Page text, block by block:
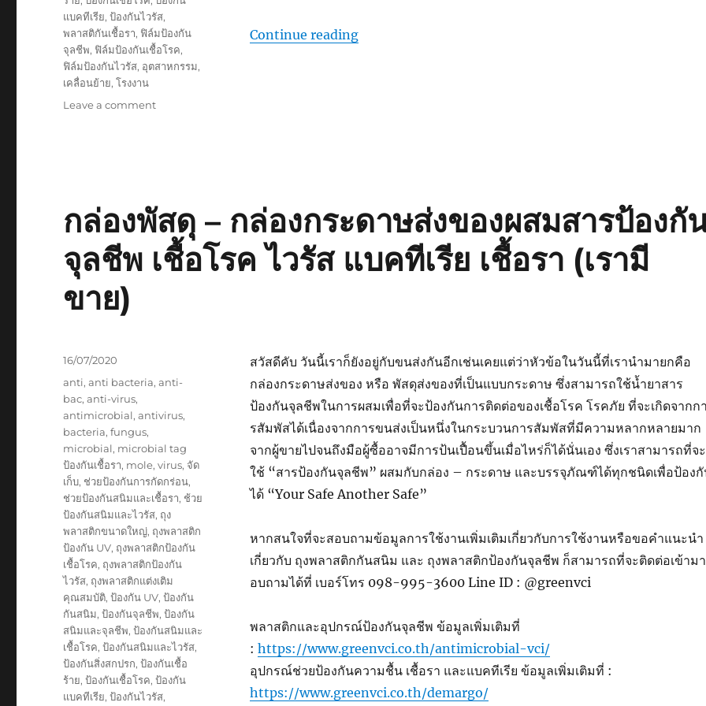
Continue reading“เชื้อแบคทีเรีย ในกระเป๋าเครื่องสำอาง กับวิธีป้องกันที่มีกลิ่นหอ
แบคทีเรีย,ป้องกันไวรัส,
พลาสติกันเชื้อรา, ฟิล์มป้องกัน
จุลชีพ, ฟิล์มป้องกันเชื้อโรค,
ฟิล์มป้องกันไวรัส, อุตสาหกรรม,
เคลื่อนย้าย,โรงงาน
Leave a commenton
สำอาง
กับ
วิธี
ป้องกัน
ที่
กล่องพัสดุ – กล่องกระดาษส่งของผสมสารป้องกั
จุลชีพ เชื้อโรค ไวรัส แบคทีเรีย เชื้อรา (เรามี
ขาย)
สวัสดีคับ วันนี้เราก็ยังอยู่กับขนส่งกันอีกเช่นเคยแต่ว่าหัวข้อในวันนี้ที่เรานำมายกคือ
กล่องกระดาษส่งของ หรือ พัสดุส่งของที่เป็นแบบกระดาษ ซึ่งสามารถใช้น้ำยาสาร
ป้องกันจุลชีพในการผสมเพื่อที่จะป้องกันการติดต่อของเชื้อโรค โรคภัย ที่จะเกิดจากก
รสัมพัสได้เนื่องจากการขนส่งเป็นหนึ่งในกระบวนการสัมพัสที่มีความหลากหลายมาก
จากผู้ขายไปจนถึงมือผู้ซื้ออาจมีการป้นเปื้อนขึ้นเมื่อไหร่ก็ได้นั่นเอง ซึ่งเราสามารถที่จะ
ใช้ “สารป้องกันจุลชีพ” ผสมกับกล่อง – กระดาษ และบรรจุภัณฑ์ได้ทุกชนิดเพื่อป้อง
ได้ “Your Safe Another Safe”
หากสนใจที่จะสอบถามข้อมูลการใช้งานเพิ่มเติมเกี่ยวกับการใช้งานหรือขอคำแนะนำ
เกี่ยวกับ ถุงพลาสติกกันสนิม และ ถุงพลาสติกป้องกันจุลชีพ ก็สามารถที่จะติดต่อเข้าม
อบถามได้ที่ เบอร์โทร 098-995-3600 Line ID : @greenvci
พลาสติกและอุปกรณ์ป้องกันจุลชีพ ข้อมูลเพิ่มเติมที่
: https://www.greenvci.co.th/antimicrobial-vci/
อุปกรณ์ช่วยป้องกันความชื้น เชื้อรา และแบคทีเรีย ข้อมูลเพิ่มเติมที่ :
https://www.greenvci.co.th/demargo/
Posted
16/07/2020
Tags
anti,anti bacteria,anti-
bac,anti-virus,
antimicrobial,antivirus,
bacteria,fungus,
microbial, microbial tag
ป้องกันเชื้อรา, mole,virus, จัด
เก็บ, ช่วยป้องกันการกัดกร่อน,
ช่วยป้องกันสนิมและเชื้อรา, ช้วย
ป้องกันสนิมและไวรัส, ถุง
พลาสติกขนาดใหญ่, ถุงพลาสติก
ป้องกัน UV, ถุงพลาสติกป้องกัน
เชื้อโรค, ถุงพลาสติกป้องกัน
ไวรัส, ถุงพลาสติกแต่งเติม
คุณสมบัติ,ป้องกัน UV,ป้องกัน
กันสนิม,ป้องกันจุลชีพ,ป้องกัน
สนิมและจุลชีพ,ป้องกันสนิมและ
เชื้อโรค,ป้องกันสนิมและไวรัส,
ป้องกันสิ่งสกปรก,ป้องกันเชื้อ
ร้าย,ป้องกันเชื้อโรค,ป้องกัน
แบคทีเรีย,ป้องกันไวรัส,